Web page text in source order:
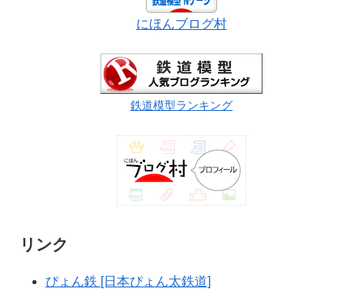
にほんブログ村
鉄道模型ランキング
リンク
ぴょん鉄 [日本ぴょん太鉄道]